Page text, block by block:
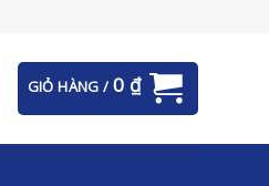
GIỎ HÀNG / 0 ₫